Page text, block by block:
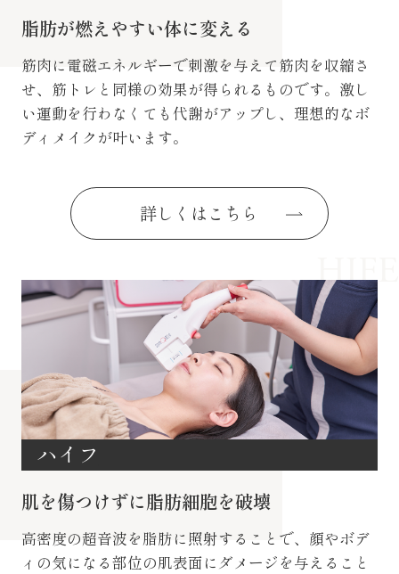
脂肪が燃えやすい体に変える
筋肉に電磁エネルギーで刺激を与えて筋肉を収縮さ
せ、筋トレと同様の効果が得られるものです。激し
い運動を行わなくても代謝がアップし、理想的なボ
ディメイクが叶います。
詳しくはこちら
HIFE
ハイフ
肌を傷つけずに脂肪細胞を破壊
高密度の超音波を脂肪に照射することで、顔やボデ
ィの気になる部位の肌表面にダメージを与えること